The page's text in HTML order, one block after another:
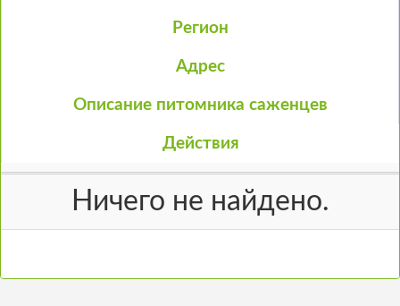
Регион
Адрес
Описание питомника саженцев
Действия
Ничего не найдено.